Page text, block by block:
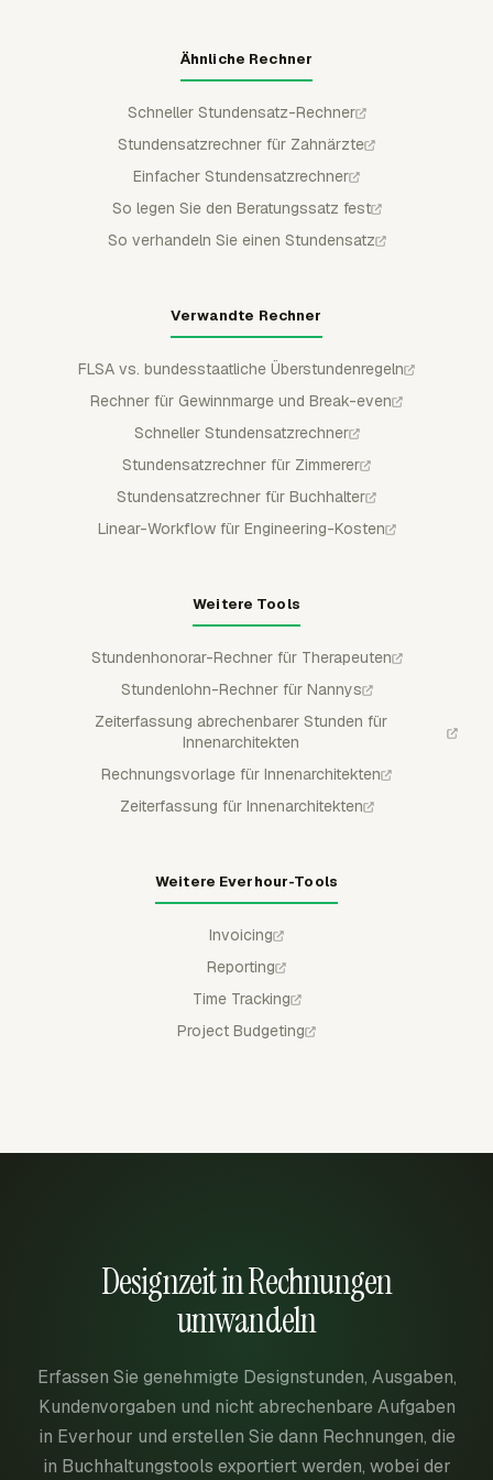
Ähnliche Rechner
Schneller Stundensatz-Rechner
Stundensatzrechner für Zahnärzte
Einfacher Stundensatzrechner
So legen Sie den Beratungssatz fest
So verhandeln Sie einen Stundensatz
Verwandte Rechner
FLSA vs. bundesstaatliche Überstundenregeln
Rechner für Gewinnmarge und Break-even
Schneller Stundensatzrechner
Stundensatzrechner für Zimmerer
Stundensatzrechner für Buchhalter
Linear-Workflow für Engineering-Kosten
Weitere Tools
Stundenhonorar-Rechner für Therapeuten
Stundenlohn-Rechner für Nannys
Zeiterfassung abrechenbarer Stunden für
Innenarchitekten
Rechnungsvorlage für Innenarchitekten
Zeiterfassung für Innenarchitekten
Weitere Everhour-Tools
Invoicing
Reporting
Time Tracking
Project Budgeting
Designzeit in Rechnungen
umwandeln
Erfassen Sie genehmigte Designstunden, Ausgaben,
Kundenvorgaben und nicht abrechenbare Aufgaben
in Everhour und erstellen Sie dann Rechnungen, die
in Buchhaltungstools exportiert werden, wobei der